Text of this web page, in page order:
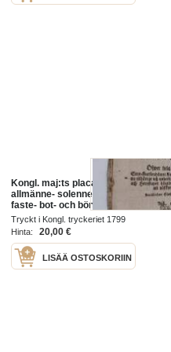
Kongl. maj:ts placat om fyra
allmänne- solenne- tacksägelse-
faste- bot- och böne-dagar, som
öfwer hela Sweriges rike, stor-
förstendömet Finland och alla
Sweriges...
Tryckt i Kongl. tryckeriet 1799
Hinta:
20,00 €
LISÄÄ OSTOSKORIIN